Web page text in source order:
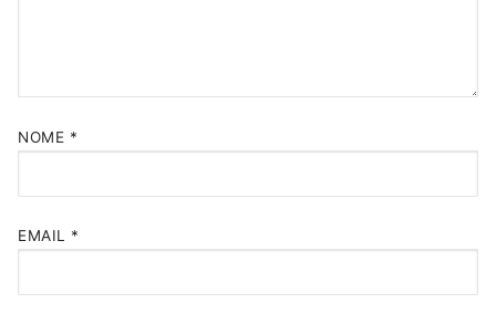
g
o
s
NOME *
EMAIL *